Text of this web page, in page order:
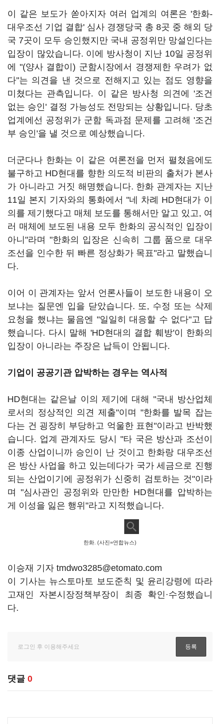
이 같은 보도가 쏟아지자 여러 업계의 여론은 '한화-
대우조선 기업 결합' 심사 경쟁당국 총 8곳 중 해외 당
국 7곳이 모두 승인했지만 국내 공정위만 망설인다는
입장이 많았습니다. 이에 방사청이 지난 10일 공정위
에 "(양사 결합이) 군함시장에서 경쟁제한 우려가 없
다"는 의견을 낸 것으로 전해지고 있는 점도 영향을
미쳤다는 관측입니다. 이 같은 방사청 의견에 '조건
없는 승인' 결정 가능성도 전망되는 상황입니다. 당초
업계에선 공정위가 군함 독과점 문제를 고려해 '조건
부 승인'을 낼 것으로 예상했습니다.
더군다나 한화는 이 같은 여론전을 먼저 펼쳤음에도
불구하고 HD현대를 향한 의도적 비판의 출처가 본사
가 아니라고 거짓 해명했습니다. 한화 관계자는 지난
11일 본지 기자와의 통화에서 "네 차례 HD현대가 이
의를 제기했다고 매체 보도를 통해서만 알고 있고, 여
러 매체에 보도된 내용 모두 한화의 공식적인 입장이
아니"라며 "한화의 입장은 신속히 그룹 품으로 대우
조선을 인수한 뒤 빠른 정상화가 목표"라고 말했습니
다.
이어 이 관계자는 앞서 언론사들이 보도한 내용이 오
보냐는 질문엔 입을 닫았습니다. 또, 수정 또는 삭제
요청을 했냐는 물음엔 "일일히 대응할 수 없다"고 답
했습니다. 다시 말해 'HD현대의 결합 훼방'이 한화의
입장이 아니라는 주장은 납득이 안됩니다.
기업이 공공기관 압박하는 경우는 역사적
HD현대는 같은날 이의 제기에 대해 "국내 방산업체
로서의 정상적인 의견 제출"이며 "한화를 발목 잡는
다는 건 굉장히 부당하고 억울한 표현"이라고 반박했
습니다. 업계 관계자도 당시 "타 국은 방산과 조선이
이종 산업이니까 승인이 난 것이고 한화랑 대우조선
은 방산 사업을 하고 있는데다가 국가 세금으로 진행
되는 산업이기에 공정위가 신중히 검토하는 것"이라
며 "심사관인 공정위와 만만한 HD현대를 압박하는
게 이성을 잃은 행위"라고 지적했습니다.
한화. (사진=연합뉴스)
이승재 기자 tmdwo3285@etomato.com
이 기사는 뉴스토마토 보도준칙 및 윤리강령에 따라
고재인 자본시장정책부장이 최종 확인·수정했습니
다.
댓글 0